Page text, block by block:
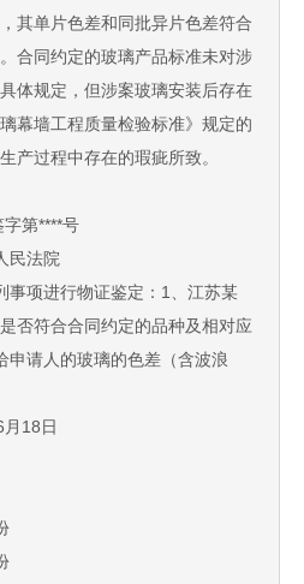
其单片色差和同批异片色差符合
合同约定的玻璃产品标准未对涉
体规定，但涉案玻璃安装后存在
幕墙工程质量检验标准》规定的
产过程中存在的瑕疵所致。
第****号
民法院
事项进行物证鉴定：1、江苏某
否符合合同约定的品种及相对应
申请人的玻璃的色差（含波浪
18日